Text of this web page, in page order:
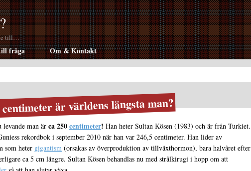
till…
fråga Om & Kontakt
är världens längsta man?
levande man är ca 250centimeter! Han heter Sultan Kösen (1983) och är från Turkiet.
rekordbok i september 2010 när han var 246,5 centimeter. Han lider av
som heter gigantism (orsakas av överproduktion av tillväxthormon), bara halvåret efter
ca 5 cm längre. Sultan Kösen behandlas nu med strålkirugi i hopp om att